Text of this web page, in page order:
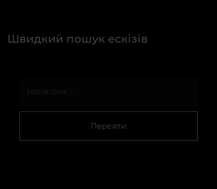
Швидкий пошук ескізів
Перейти